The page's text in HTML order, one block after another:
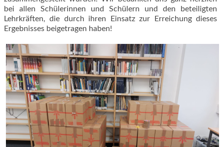
bei allen Schülerinnen und Schülern und den beteiligten
Lehrkräften, die durch ihren Einsatz zur Erreichung dieses
Ergebnisses beigetragen haben!